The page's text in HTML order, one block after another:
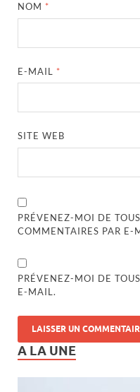
NOM *
E-MAIL *
SITE WEB
PRÉVENEZ-MOI DE
COMMENTAIRES PAR E-
PRÉVENEZ-MOI DE
E-MAIL.
A LA UNE